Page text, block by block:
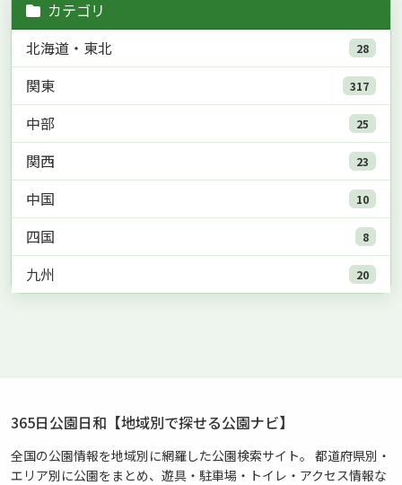
カテゴリ
北海道・東北
28
関東 317
中部 25
関西 23
中国 10
四国 8
九州 20
365日公園日和【地域別で探せる公園ナビ】
全国の公園情報を地域別に網羅した公園検索サイト。 都道府県別・
エリア別に公園をまとめ、遊具・駐車場・トイレ・アクセス情報な